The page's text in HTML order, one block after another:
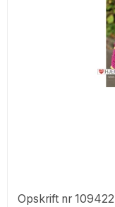
Opskrift nr 109422